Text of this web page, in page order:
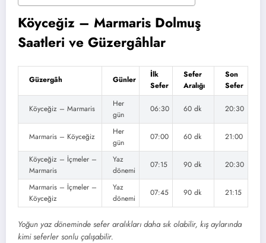
Köyceğiz – Marmaris Dolmuş
Saatleri ve Güzergâhlar
Güzergâh Günler
İlk
Sefer
Sefer
Aralığı
Son
Sefer
Köyceğiz – Marmaris
Her
gün
06:30 60 dk 20:30
Marmaris – Köyceğiz
Her
gün
07:00 60 dk 21:00
Köyceğiz – İçmeler –
Marmaris
Yaz
dönemi
07:15 90 dk 20:30
Marmaris – İçmeler –
Köyceğiz
Yaz
dönemi
07:45 90 dk 21:15
Yoğun yaz döneminde sefer aralıkları daha sık olabilir, kış aylarında
kimi seferler sonlu çalışabilir.